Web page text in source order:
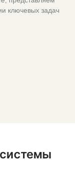
ключевых задач